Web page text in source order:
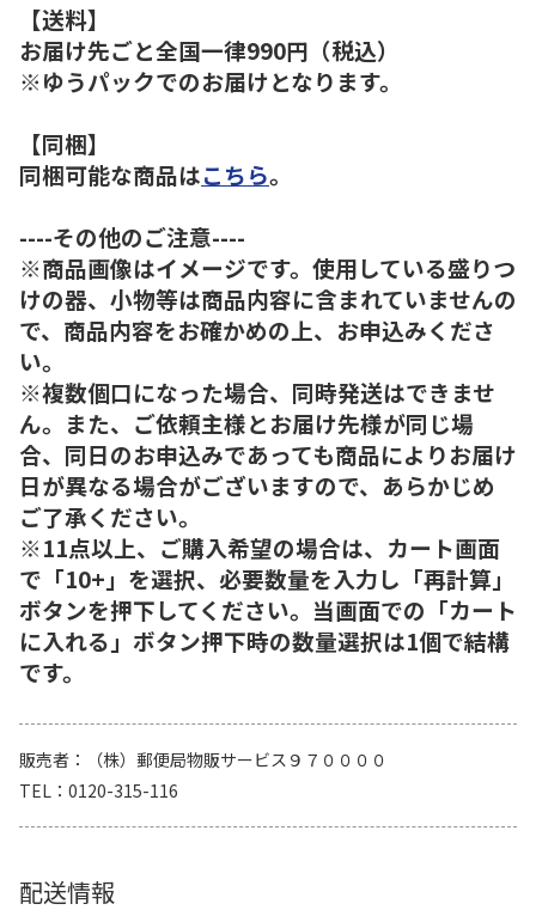
【送料】
お届け先ごと全国一律990円（税込）
※ゆうパックでのお届けとなります。
【同梱】
同梱可能な商品はこちら。
----その他のご注意----
※商品画像はイメージです。使用している盛りつ
けの器、小物等は商品内容に含まれていませんの
で、商品内容をお確かめの上、お申込みくださ
い。
※複数個口になった場合、同時発送はできませ
ん。また、ご依頼主様とお届け先様が同じ場
合、同日のお申込みであっても商品によりお届け
日が異なる場合がございますので、あらかじめ
ご了承ください。
※11点以上、ご購入希望の場合は、カート画面
で「10+」を選択、必要数量を入力し「再計算」
ボタンを押下してください。当画面での「カート
に入れる」ボタン押下時の数量選択は1個で結構
です。
販売者
（株）郵便局物販サービス９７００００
TEL
0120-315-116
配送情報